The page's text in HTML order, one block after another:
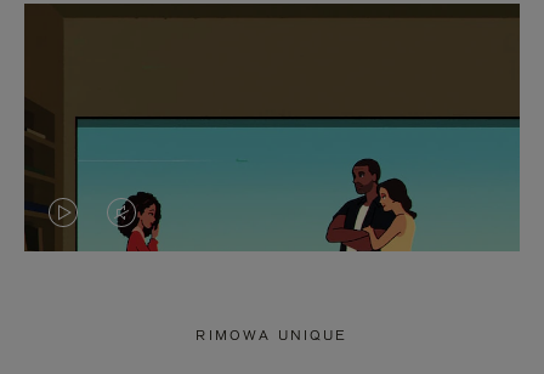
VIDEOVIDEO
RIMOWA UNIQUE